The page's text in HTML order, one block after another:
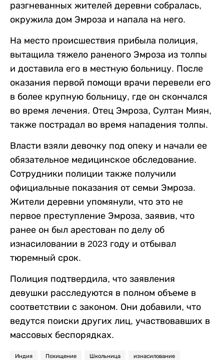
разгневанных жителей деревни собралась,
окружила дом Эмроза и напала на него.
На место происшествия прибыла полиция,
вытащила тяжело раненого Эмроза из толпы
и доставила его в местную больницу. После
оказания первой помощи врачи перевели его
в более крупную больницу, где он скончался
во время лечения. Отец Эмроза, Султан Миян,
также пострадал во время нападения толпы.
Власти взяли девочку под опеку и начали ее
обязательное медицинское обследование.
Сотрудники полиции также получили
официальные показания от семьи Эмроза.
Жители деревни упомянули, что это не
первое преступление Эмроза, заявив, что
ранее он был арестован по делу об
изнасиловании в 2023 году и отбывал
тюремный срок.
Полиция подтвердила, что заявления
девушки расследуются в полном объеме в
соответствии с законом. Они добавили, что
ведутся поиски других лиц, участвовавших в
массовых беспорядках.
Индия Похищение Школьница изнасилование